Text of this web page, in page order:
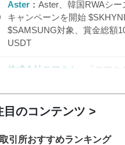
Aster
Aster、韓国RWAシー
キャンペーンを開始
$SAMSUNG対象、賞金総額
USDT
株式会社モアクト
「モアク
「 JPYC」を追加
てステーブルコイン「JPYSC
目のコンテンツ
取引所おすすめランキング